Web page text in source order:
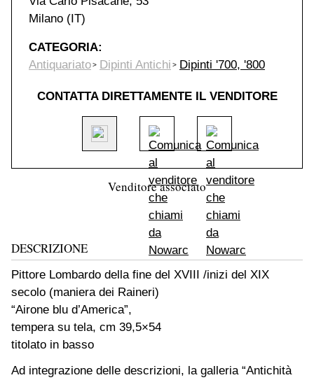
Milano (IT)
CATEGORIA:
Antiquariato
Dipinti Antichi Dipinti '700, '800
CONTATTA DIRETTAMENTE IL VENDITORE
Venditore associato
DESCRIZIONE
Pittore Lombardo della fine del XVIII /inizi del XIX
secolo (maniera dei Raineri)
“Airone blu d’America”,
tempera su tela, cm 39,5×54
titolato in basso
Ad integrazione delle descrizioni, la galleria “Antichità